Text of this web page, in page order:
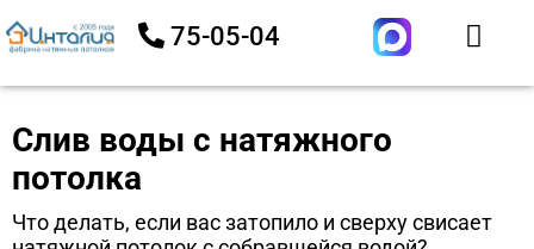
75-05-04
Слив воды с натяжного
потолка
Что делать, если вас затопило и сверху свисает